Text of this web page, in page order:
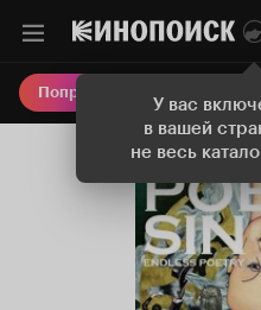
У вас
в вашей
не весь
Попробовать Плюс